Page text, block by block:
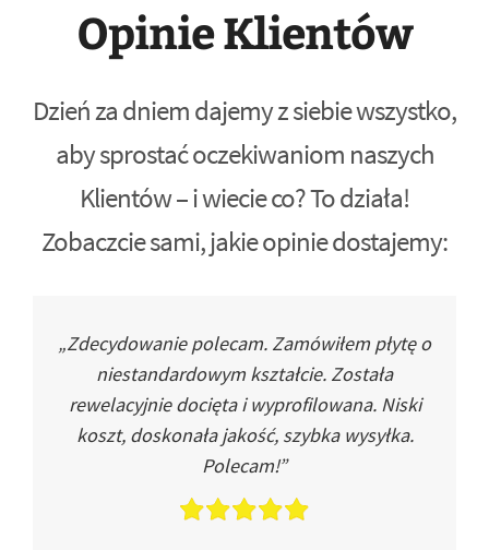
Opinie Klientów
Dzień za dniem dajemy z siebie wszystko,
aby sprostać oczekiwaniom naszych
Klientów – i wiecie co? To działa!
Zobaczcie sami, jakie opinie dostajemy:
„Zdecydowanie polecam. Zamówiłem płytę o
niestandardowym kształcie. Została
rewelacyjnie docięta i wyprofilowana. Niski
koszt, doskonała jakość, szybka wysyłka.
Polecam!”